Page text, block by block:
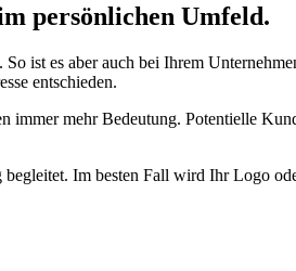
persönlichen Umfeld.
ist es aber auch bei Ihrem
entschieden.
immer mehr Bedeutung. Potentielle
Im besten Fall wird Ihr Logo